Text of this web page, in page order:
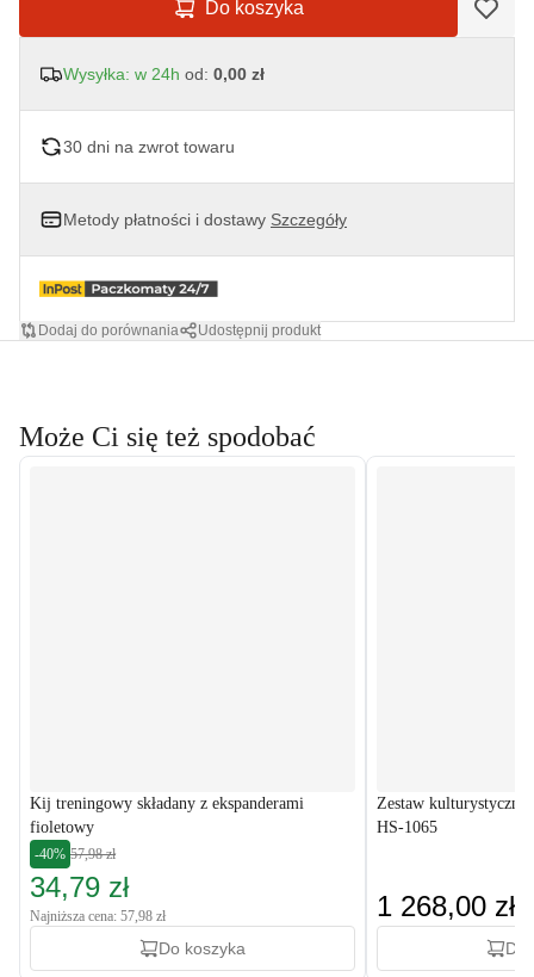
Do koszyka
Wysyłka: w 24h od: 0,00 zł
30 dni na zwrot towaru
Metody płatności i dostawy Szczegóły
Dodaj do porównania Udostępnij produkt
Może Ci się też spodobać
Kij treningowy składany z ekspanderami
fioletowy
-40% 57,98 zł
34,79 zł
Najniższa cena: 57,98 zł
Do koszyka
Zestaw kulturystyczny
HS-1065
1 268,00 zł
Do